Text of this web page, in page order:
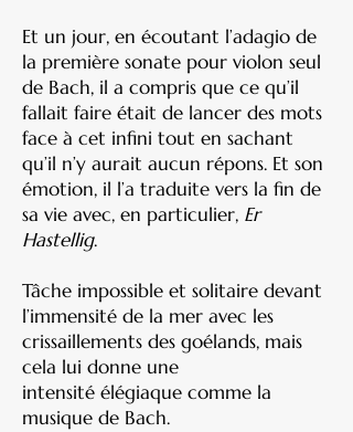
Et un jour, en écoutant l’adagio de
la première sonate pour violon seul
de Bach, il a compris que ce qu’il
fallait faire était de lancer des mots
face à cet infini tout en sachant
qu’il n’y aurait aucun répons. Et son
émotion, il l’a traduite vers la fin de
sa vie avec, en particulier, Er
Hastellig.
Tâche impossible et solitaire devant
l’immensité de la mer avec les
crissaillements des goélands, mais
cela lui donne une
intensité élégiaque comme la
musique de Bach.